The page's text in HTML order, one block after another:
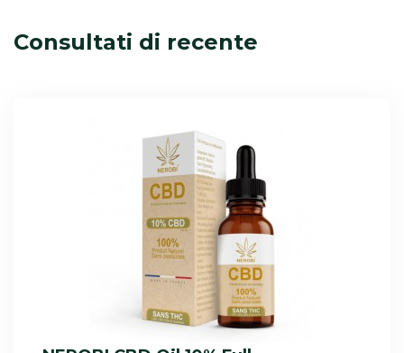
Consultati di recente